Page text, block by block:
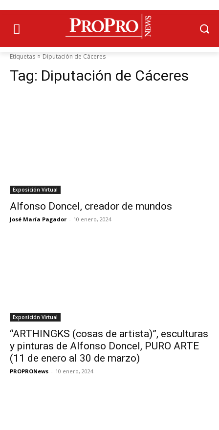
Etiquetas Diputación de Cáceres
Tag: Diputación de Cáceres
Exposición Virtual
Alfonso Doncel, creador de mundos
José María Pagador - 10 enero, 2024
Exposición Virtual
“ARTHINGKS (cosas de artista)”, esculturas
y pinturas de Alfonso Doncel, PURO ARTE
(11 de enero al 30 de marzo)
PROPRONews - 10 enero, 2024